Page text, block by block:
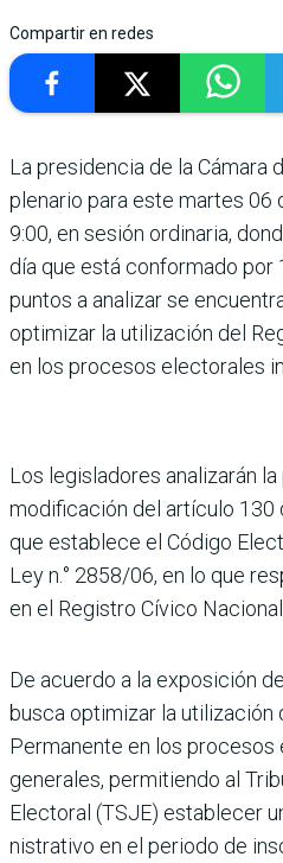
Compartir en redes
La presidencia de la Cámara
plenario para este martes 06
9:00, en sesión ordi­naria,
día que está conformado por
puntos a analizar se
optimizar la uti­lización del
en los proce­sos electorales
Los legisladores analizarán
modificación del artículo 130
que establece el Código
Ley n.° 2858/06, en lo que
en el Registro Cívico
De acuerdo a la exposición
busca optimizar la utilización
Permanente en los
generales, permi­tiendo al
Electoral (TSJE) esta­blecer
nistrativo en el periodo de